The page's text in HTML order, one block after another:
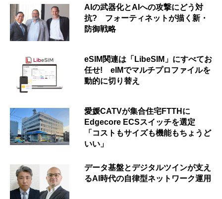
AIの武器化とAIへの攻撃にどう対
抗? フォーティネットが描く新・
防御戦略
eSIM関連は「LibeSIM」にすべてお
任せ! eIMでマルチプロファイルを
動的に切り替え
愛媛CATVが集合住宅FTTHに
Edgecore ECSスイッチを選定
「コストもサイズも機能もちょうど
いい」
データ基盤とデジタルツインが支え
るAI時代の自律型ネットワーク運用